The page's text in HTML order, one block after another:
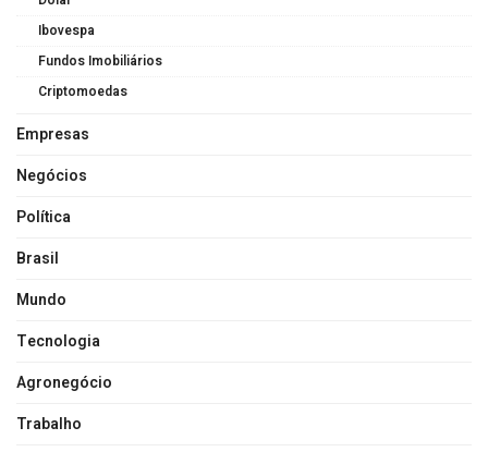
Ibovespa
Fundos Imobiliários
Criptomoedas
Empresas
Negócios
Política
Brasil
Mundo
Tecnologia
Agronegócio
Trabalho